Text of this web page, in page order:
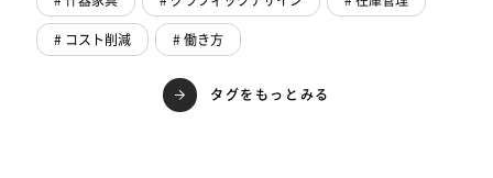
# コスト削減
# 働き方
タグをもっとみる